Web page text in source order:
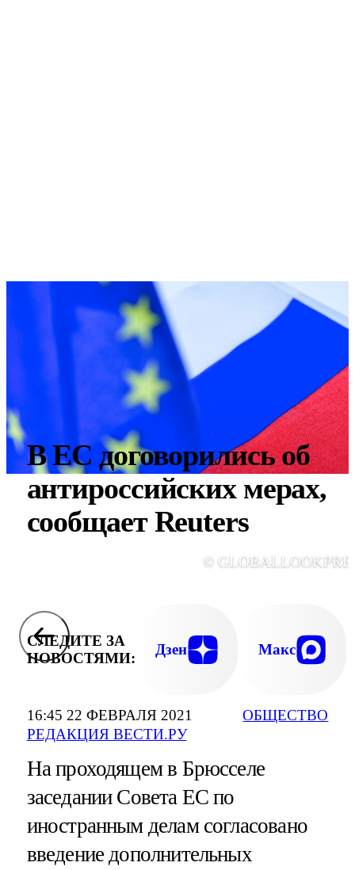
16:45 22 ФЕВРАЛЯ 2021
РЕДАКЦИЯ ВЕСТИ.РУ
ОБЩЕСТВО
В ЕС договорились об
антироссийских мерах,
сообщает Reuters
©
СЛЕДИТЕ ЗА
НОВОСТЯМИ:
Дзен Макс
На проходящем в Брюсселе
заседании Совета ЕС по
иностранным делам согласовано
введение дополнительных